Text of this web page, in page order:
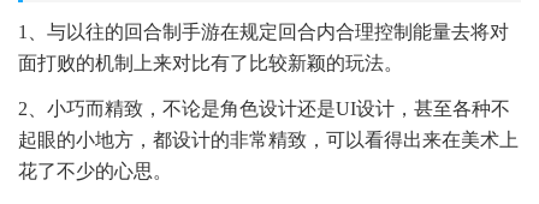
1、与以往的回合制手游在规定回合内合理控制能量去将对
面打败的机制上来对比有了比较新颖的玩法。
2、小巧而精致，不论是角色设计还是UI设计，甚至各种不
起眼的小地方，都设计的非常精致，可以看得出来在美术上
花了不少的心思。